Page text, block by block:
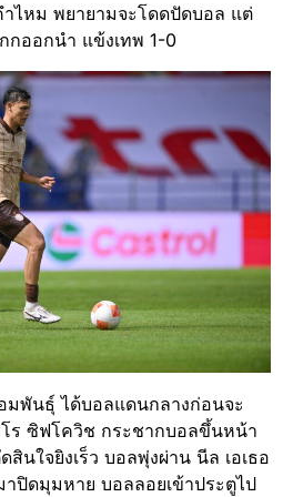
ำไหม พยายามจะโดดปัดบอล แต่
กออกนำ แข้งเทพ 1-0
มพันธุ์ ได้บอลแดนกลางก่อนจะ
ร ซิฟโควิช กระชากบอลขึ้นหน้า
สินใจยิงเร็ว บอลพุ่งผ่าน นีล เอเธอ
ปิดมุมหาย บอลลอยเข้าประตูไป